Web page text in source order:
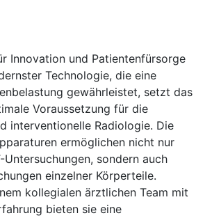
Innovation und Patientenfürsorge
Technologie, die eine
gewährleistet, setzt das
Voraussetzung für die
interventionelle Radiologie. Die
ermöglichen nicht nur
Untersuchungen, sondern auch
einzelner Körperteile.
kollegialen ärztlichen Team mit
bieten sie eine